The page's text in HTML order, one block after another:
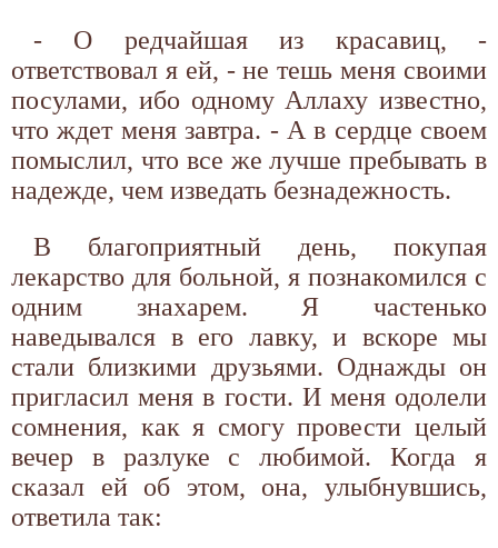
- О редчайшая из красавиц, -
ответствовал я ей, - не тешь меня своими
посулами, ибо одному Аллаху известно,
что ждет меня завтра. - А в сердце своем
помыслил, что все же лучше пребывать в
надежде, чем изведать безнадежность.
В благоприятный день, покупая
лекарство для больной, я познакомился с
одним знахарем. Я частенько
наведывался в его лавку, и вскоре мы
стали близкими друзьями. Однажды он
пригласил меня в гости. И меня одолели
сомнения, как я смогу провести целый
вечер в разлуке с любимой. Когда я
сказал ей об этом, она, улыбнувшись,
ответила так: